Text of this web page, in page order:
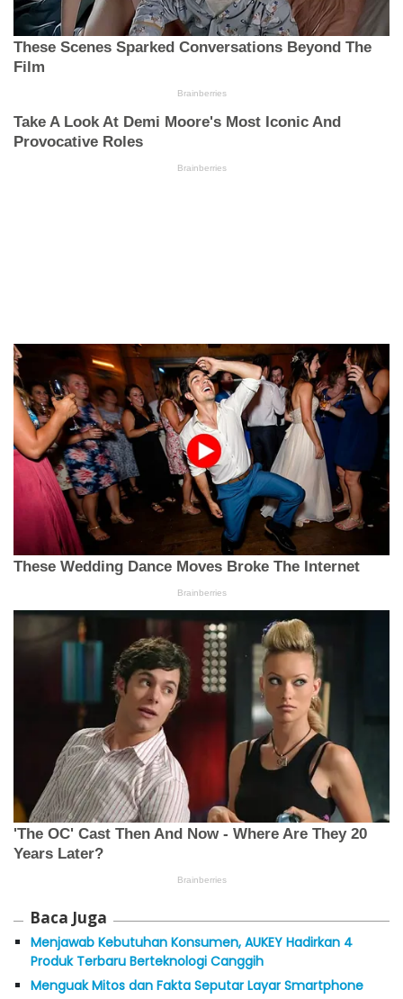
Baca Juga
Menjawab Kebutuhan Konsumen, AUKEY Hadirkan 4
Produk Terbaru Berteknologi Canggih
Menguak Mitos dan Fakta Seputar Layar Smartphone